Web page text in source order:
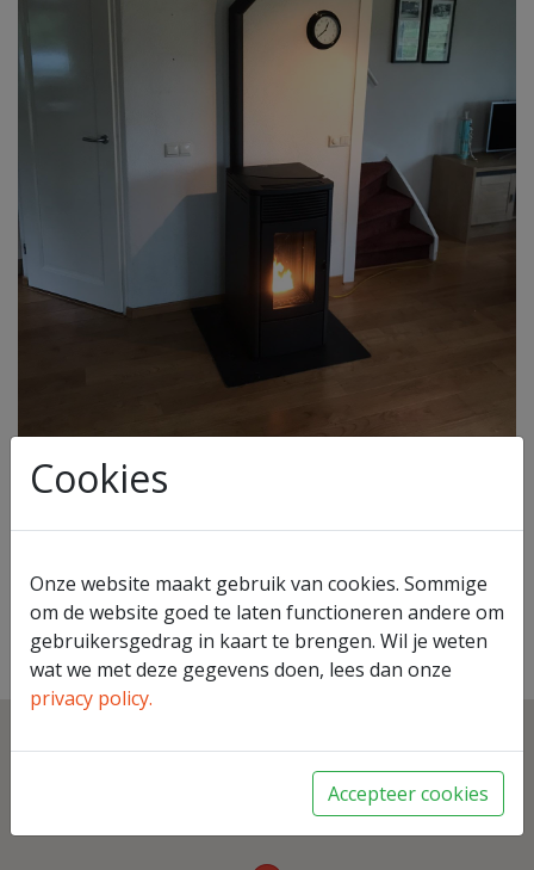
MCZ Tecla
Terug naar overzicht
Cookies
Onze website maakt gebruik van cookies. Sommige
om de website goed te laten functioneren andere om
gebruikersgedrag in kaart te brengen. Wil je weten
wat we met deze gegevens doen, lees dan onze
privacy policy.
Accepteer cookies